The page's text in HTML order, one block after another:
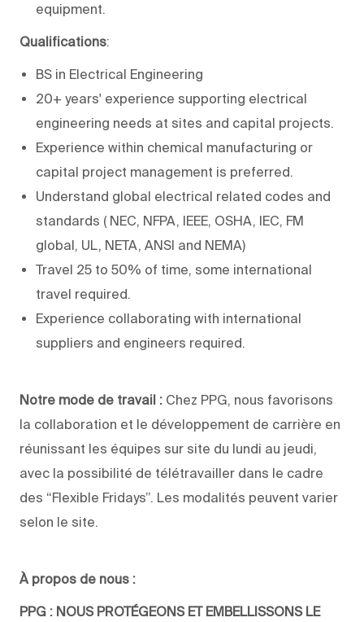
equipment.
Qualifications:
BS in Electrical Engineering
20+ years' experience supporting electrical
engineering needs at sites and capital projects.
Experience within chemical manufacturing or
capital project management is preferred.
Understand global electrical related codes and
standards ( NEC, NFPA, IEEE, OSHA, IEC, FM
global, UL, NETA, ANSI and NEMA)
Travel 25 to 50% of time, some international
travel required.
Experience collaborating with international
suppliers and engineers required.
Notre mode de travail : Chez PPG, nous favorisons
la collaboration et le développement de carrière en
réunissant les équipes sur site du lundi au jeudi,
avec la possibilité de télétravailler dans le cadre
des “Flexible Fridays”. Les modalités peuvent varier
selon le site.
À propos de nous :
PPG : NOUS PROTÉGEONS ET EMBELLISSONS LE